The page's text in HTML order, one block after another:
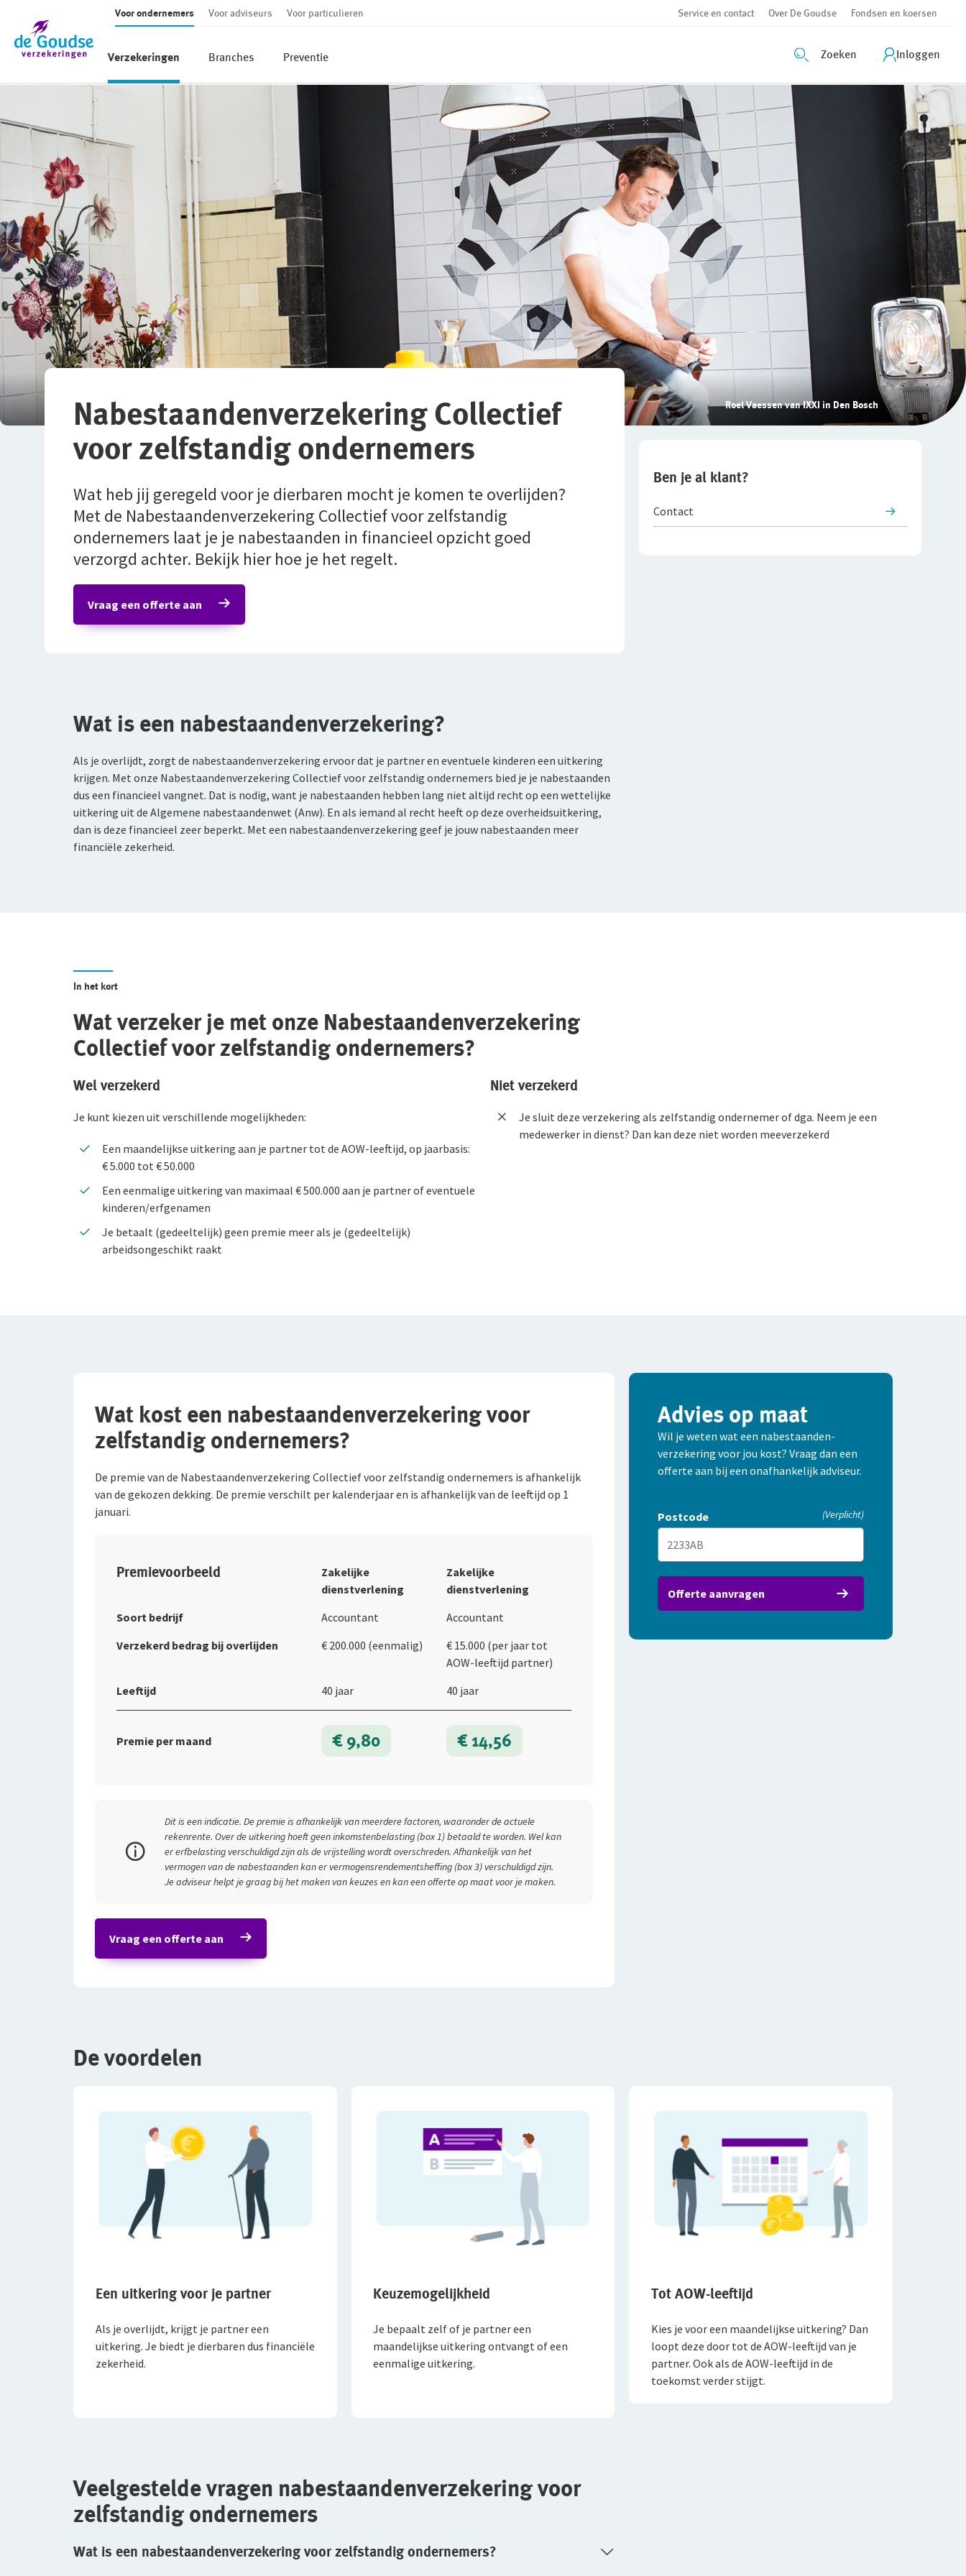
Ga direct naar de inhoud
Voor ondernemers Voor adviseurs Voor particulieren Service en contact Over De Goudse Fondsen en koersen
Verzekeringen Branches Preventie Zoeken Inloggen
Roel Vaessen van IXXI in Den Bosch
Nabestaandenverzekering Collectief
voor zelfstandig ondernemers
Wat heb jij geregeld voor je dierbaren mocht je komen te overlijden?
Met de Nabestaandenverzekering Collectief voor zelfstandig
ondernemers laat je je nabestaanden in financieel opzicht goed
verzorgd achter. Bekijk hier hoe je het regelt.
Vraag een offerte aan
Ben je al klant?
Contact
Wat is een nabestaandenverzekering?
Als je overlijdt, zorgt de nabestaandenverzekering ervoor dat je partner en eventuele kinderen een uitkering
krijgen. Met onze Nabestaandenverzekering Collectief voor zelfstandig ondernemers bied je je nabestaanden
dus een financieel vangnet. Dat is nodig, want je nabestaanden hebben lang niet altijd recht op een wettelijke
uitkering uit de Algemene nabestaandenwet (Anw). En als iemand al recht heeft op deze overheidsuitkering,
dan is deze financieel zeer beperkt. Met een nabestaandenverzekering geef je jouw nabestaanden meer
financiële zekerheid.
Wat verzeker je met onze Nabestaandenverzekering
Collectief voor zelfstandig ondernemers?
In het kort
Wel verzekerd
Je kunt kiezen uit verschillende mogelijkheden:
Een maandelijkse uitkering aan je partner tot de AOW-leeftijd, op jaarbasis:
€ 5.000 tot € 50.000
Een eenmalige uitkering van maximaal € 500.000 aan je partner of eventuele
kinderen/erfgenamen
Je betaalt (gedeeltelijk) geen premie meer als je (gedeeltelijk)
arbeidsongeschikt raakt
Niet verzekerd
Je sluit deze verzekering als zelfstandig ondernemer of dga. Neem je een
medewerker in dienst? Dan kan deze niet worden meeverzekerd
Wat kost een nabestaandenverzekering voor
zelfstandig ondernemers?
De premie van de Nabestaandenverzekering Collectief voor zelfstandig ondernemers is afhankelijk
van de gekozen dekking. De premie verschilt per kalenderjaar en is afhankelijk van de leeftijd op 1
januari.
Premievoorbeeld
Zakelijke
dienstverlening
Zakelijke
dienstverlening
Soort bedrijf
Accountant
Accountant
Verzekerd bedrag bij overlijden
€ 200.000 (eenmalig)
€ 15.000 (per jaar tot
AOW-leeftijd partner)
Leeftijd
40 jaar 40 jaar
Premie per maand € 9,80 € 14,56
Dit is een indicatie. De premie is afhankelijk van meerdere factoren, waaronder de actuele
rekenrente. Over de uitkering hoeft geen inkomstenbelasting (box 1) betaald te worden. Wel kan
er erfbelasting verschuldigd zijn als de vrijstelling wordt overschreden. Afhankelijk van het
vermogen van de nabestaanden kan er vermogensrendementsheffing (box 3) verschuldigd zijn.
Je adviseur helpt je graag bij het maken van keuzes en kan een offerte op maat voor je maken.
Vraag een offerte aan
Advies op maat
Wil je weten wat een nabestaanden­
verzekering voor jou kost? Vraag dan een
offerte aan bij een onafhankelijk adviseur.
Postcode (Verplicht)
Offerte aanvragen
De voordelen
Een uitkering voor je partner
Als je overlijdt, krijgt je partner een
uitkering. Je biedt je dierbaren dus financiële
zekerheid.
Keuzemogelijkheid
Je bepaalt zelf of je partner een
maandelijkse uitkering ontvangt of een
eenmalige uitkering.
Tot AOW-leeftijd
Kies je voor een maandelijkse uitkering? Dan
loopt deze door tot de AOW-leeftijd van je
partner. Ook als de AOW-leeftijd in de
toekomst verder stijgt.
Veelgestelde vragen nabestaandenverzekering voor
zelfstandig ondernemers
Wat is een nabestaandenverzekering voor zelfstandig ondernemers?